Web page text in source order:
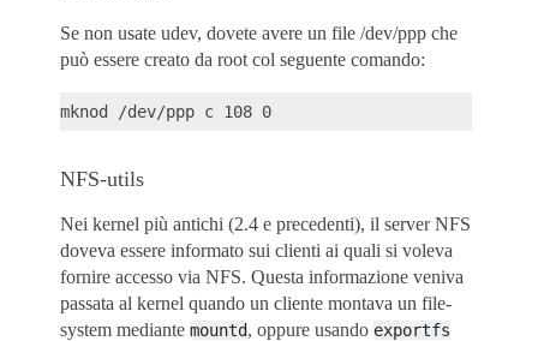
Se non usate udev, dovete avere un file /dev/ppp che
può essere creato da root col seguente comando:
NFS-utils
Nei kernel più antichi (2.4 e precedenti), il server NFS
doveva essere informato sui clienti ai quali si voleva
fornire accesso via NFS. Questa informazione veniva
passata al kernel quando un cliente montava un file-
system mediante mountd, oppure usando exportfs